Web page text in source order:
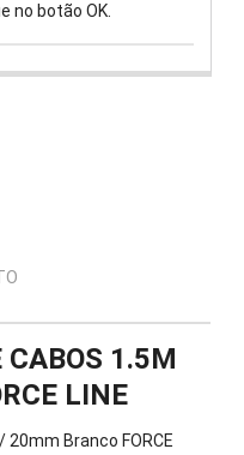
no botão OK.
CABOS 1.5M
LINE
20mm Branco FORCE